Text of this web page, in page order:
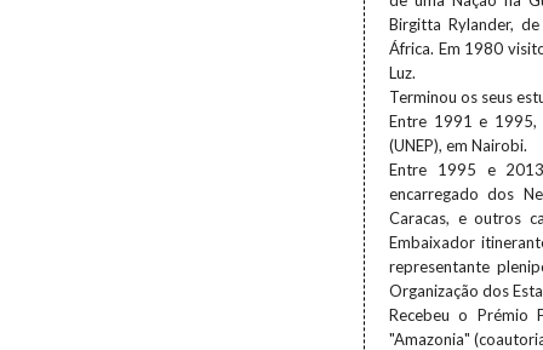
Birgitta Rylander,
África. Em 1980
Luz.
Terminou os seus
Entre 1991 e 1995,
(UNEP), em Nairobi.
Entre 1995 e
encarregado dos
Caracas, e outros
Embaixador
representante
Organização dos
Recebeu o Prémio
"Amazonia"